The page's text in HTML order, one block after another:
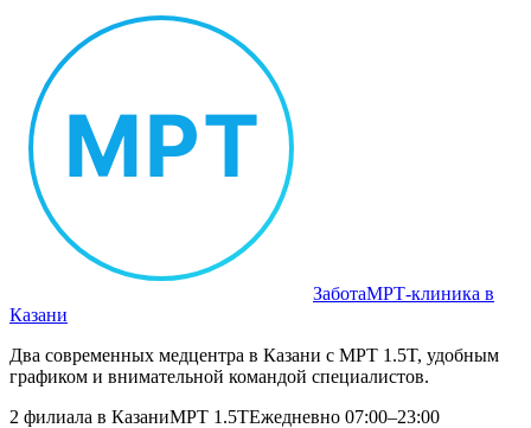
ЗаботаМРТ‑клиника в
Казани
Два современных медцентра в Казани с МРТ 1.5T, удобным
графиком и внимательной командой специалистов.
2 филиала в КазаниМРТ 1.5TЕжедневно 07:00–23:00